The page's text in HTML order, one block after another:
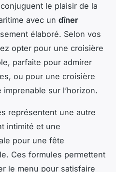
conjuguent le plaisir de la
avec un dîner
élaboré. Selon vos
opter pour une croisière
parfaite pour admirer
ou pour une croisière
sur l’horizon.
représentent une autre
intimité et une
pour une fête
Ces formules permettent
le menu pour satisfaire